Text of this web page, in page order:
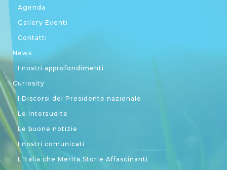
Agenda
Gallery Eventi
Contatti
News
I nostri approfondimenti
Curiosity
I Discorsi del Presidente nazionale
Le Interaudite
Le buone notizie
I nostri comunicati
L’Italia che Merita Storie Affascinanti